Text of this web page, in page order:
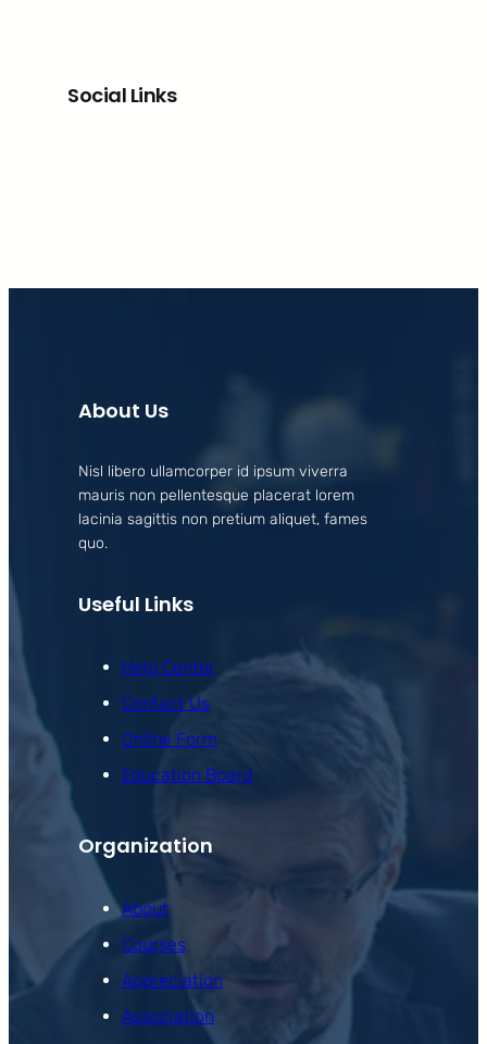
Social Links
About Us
Nisl libero ullamcorper id ipsum viverra
mauris non pellentesque placerat lorem
lacinia sagittis non pretium aliquet, fames
quo.
Useful Links
Help Center
Contact Us
Online Form
Education Board
Organization
About
Courses
Appreciation
Association